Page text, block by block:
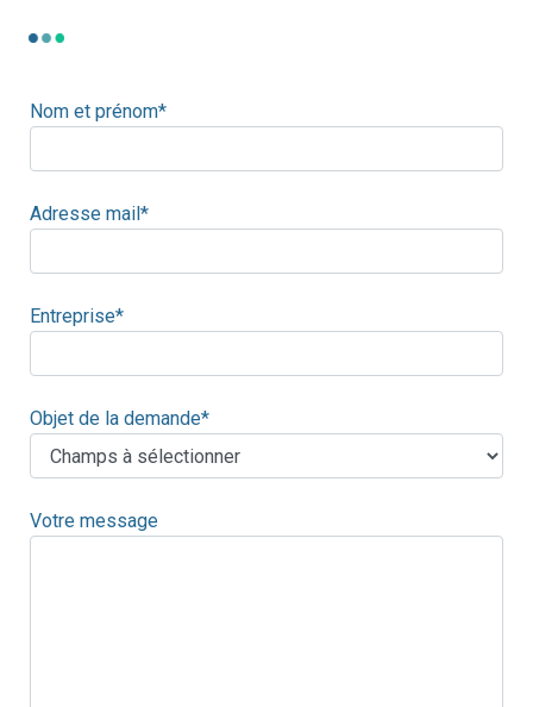
Nom et prénom*
Adresse mail*
Entreprise*
Objet de la demande*
Votre message